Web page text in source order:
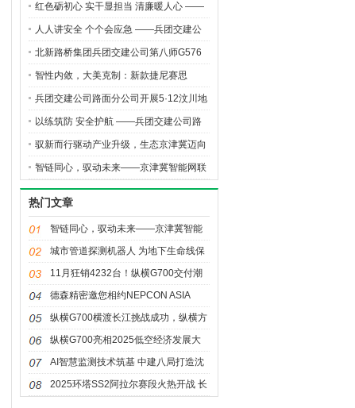
红色砺初心 实干显担当 清廉暖人心 ——
路面分公司开展党风廉政教育月主题党日
活动
人人讲安全 个个会应急 ——兵团交建公
司路面分公司开展“安全生产月”高空坠落
应急演练
北新路桥集团兵团交建公司第八师G576
二标项目玛纳斯河大桥沥青摊铺有序推进
智性内敛，大美克制：新款捷尼赛思
GV70的“高智感”美学
兵团交建公司路面分公司开展5·12汶川地
震遇难同胞默哀活动
以练筑防 安全护航 ——兵团交建公司路
面分公司开展火灾及触电应急演练活动
驭新而行驱动产业升级，生态京津冀迈向
全球高端汽车价值链高地
智链同心，驭动未来——京津冀智能网联
新能源汽车主题对接活动暨生态港招商推
介会盛大亮相
热门文章
智链同心，驭动未来——京津冀智能
网联新能源汽车主题对接活动暨生态
港招商推介会盛大亮相
城市管道探测机器人 为地下生命线保
驾护航
11月狂销4232台！纵横G700交付潮
至，首批车主提车见证热销
德森精密邀您相约NEPCON ASIA
2025：共赴一站式电子智造盛宴
纵横G700横渡长江挑战成功，纵横方
舟技术打破出行边界
纵横G700亮相2025低空经济发展大
会，全领域开拓新边界
AI智慧监测技术筑基 中建八局打造沈
阳城市排水“科技+效率”新标杆
2025环塔SS2阿拉尔赛段火热开战 长